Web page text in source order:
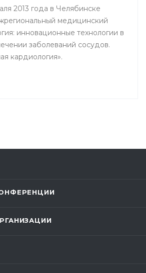
2013 года в Челябинске
медицинский
инновационные технологии в
заболеваний сосудов.
кардиология».